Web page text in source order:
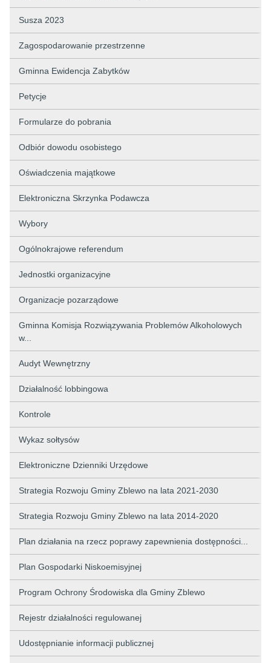
Susza 2023
Zagospodarowanie przestrzenne
Gminna Ewidencja Zabytków
Petycje
Formularze do pobrania
Odbiór dowodu osobistego
Oświadczenia majątkowe
Elektroniczna Skrzynka Podawcza
Wybory
Ogólnokrajowe referendum
Jednostki organizacyjne
Organizacje pozarządowe
Gminna Komisja Rozwiązywania Problemów Alkoholowych
w...
Audyt Wewnętrzny
Działalność lobbingowa
Kontrole
Wykaz sołtysów
Elektroniczne Dzienniki Urzędowe
Strategia Rozwoju Gminy Zblewo na lata 2021-2030
Strategia Rozwoju Gminy Zblewo na lata 2014-2020
Plan działania na rzecz poprawy zapewnienia dostępności...
Plan Gospodarki Niskoemisyjnej
Program Ochrony Środowiska dla Gminy Zblewo
Rejestr działalności regulowanej
Udostępnianie informacji publicznej